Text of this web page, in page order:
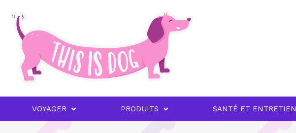
VOYAGER PRODUITS SANTÉ ET ENTRETIEN